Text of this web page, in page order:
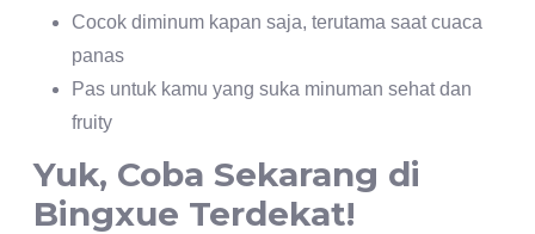
Cocok diminum kapan saja, terutama saat cuaca
panas
Pas untuk kamu yang suka minuman sehat dan
fruity
Yuk, Coba Sekarang di
Bingxue Terdekat!